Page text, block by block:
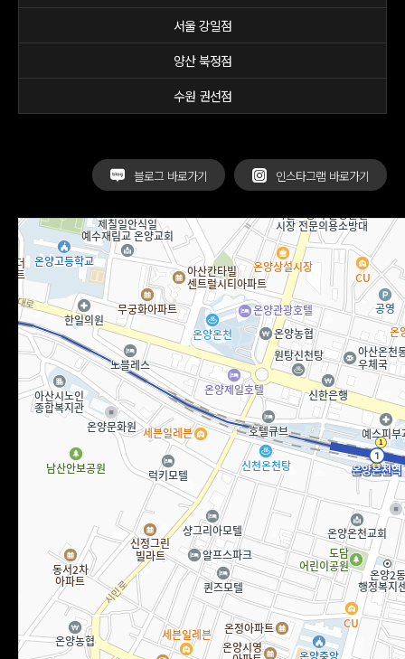
서울 강일점
양산 북정점
수원 권선점
인스타그램 바로가기
블로그 바로가기